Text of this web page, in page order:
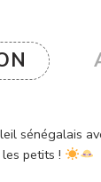
sénégalais
petits !